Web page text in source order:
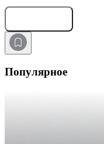
Популярное